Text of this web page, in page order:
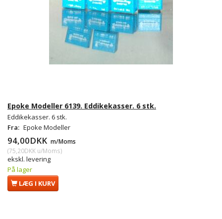
Epoke Modeller 6139. Eddikekasser. 6 stk.
Eddikekasser. 6 stk.
Fra: Epoke Modeller
94,00DKK m/Moms
(75,20DKK u/Moms)
ekskl. levering
På lager
LÆG I KURV